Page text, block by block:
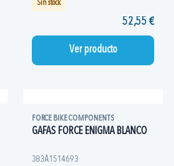
Sin stock
52,55 €
Ver producto
FORCE BIKE COMPONENTS
GAFAS FORCE ENIGMA BLANCO
383A1514693